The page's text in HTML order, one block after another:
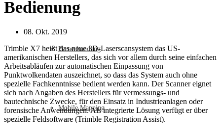
Fernerkundung
Mobile Mapping
Bedienung
08. Okt. 2019
Trimble X7 heißt das neue 3D-Laserscansystem das US-
amerikanischen Herstellers, das sich vor allem durch seine einfachen
Arbeitsabläufen zur automatischen Einpassung von
Punktwolkendaten auszeichnet, so dass das System auch ohne
spezielle Fachkenntnisse bedient werden kann. Der Scanner eignet
sich nach Angaben des Herstellers für vermessungs- und
bautechnische Zwecke, für den Einsatz in Industrieanlagen oder
forensische Anwendungen. Als integrierte Lösung verfügt er über
spezielle Feldsoftware (Trimble Registration Assist).